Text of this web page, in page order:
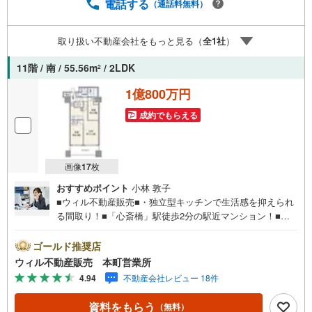
料をもらう」をクリックして下さい。【東宝ハウス江坂の
ュレーションのご相談・無理のないライフプラン、提携に
よる低金利住宅ローンのご提案、購入前に知る「購入後の
家族の生活」を「未来カレンダー」で見える化します。
（2）ご購入後から始まる「専属FPによるファイナンシャ
ルライフサポート」・漠然としたキャッシュフローのグラ
フ化、効果的な生命保険の見直し、繰り上げ返済の効果的
なタイミングなどご提案させて頂きます。
電話する （通話料無料）
取り扱い不動産会社をもっと見る（全1社）
11階 / 南 / 55.56m2 / 2LDK
画像17枚
1億800万円
成約でもらえる
おすすめポイント 小林 敦子
■ウィル不動産販売■・独立型キッチンで生活感を抑えられ
る間取り！■「心斎橋」駅徒歩2分の駅近マンション！■商
歩4分の近さが魅力！■「ローソン 西心斉橋一丁目店」が徒
歩1分！コンビニ至近の便利な立地！■周辺は飲食店やカフ
ェが多数点在！■2019年築！築浅タワーレジデンス！■免震
構造！■2LDK！■南向きで陽当たり良好！■玄関から室内が
見えにくいプライバシー設計！■内廊下設計！共用施設充実
ゴールド推奨店
ウィル不動産販売 本町営業所
4.94 不動産会社レビュー 18件
資料をもらう （無料）